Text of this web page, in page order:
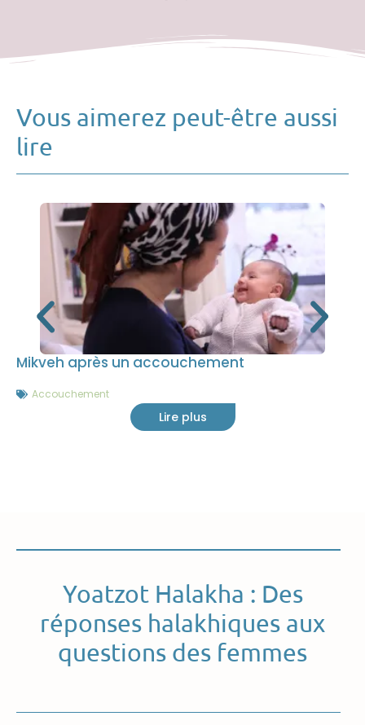
Vous aimerez peut-être aussi
lire
Mikveh après un accouchement
Accouchement
Lire plus
Yoatzot Halakha : Des
réponses halakhiques aux
questions des femmes